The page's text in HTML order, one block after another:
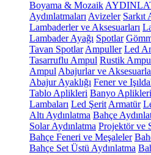
Boyama & Mozaik
Aydınlatmaları Avizeler Sarkıt
Lambaderler ve Aksesuarları
Lambader Ayağı Spotlar
Tavan Spotlar Ampuller Led
Tasarruflu Ampul Rustik
Ampul Abajurlar ve
Abajur Ayaklığı Fener ve
Tablo Aplikleri Banyo Aplikleri
Lambaları Led Şerit Armatür
Altı Aydınlatma Bahçe
Solar Aydınlatma Projektör ve
Bahçe Feneri ve Meşaleler
Bahçe Set Üstü Aydınlatma